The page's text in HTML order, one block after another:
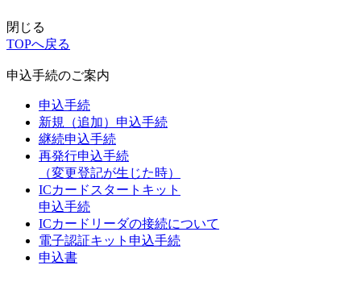
閉じる
TOPへ戻る
申込手続のご案内
申込手続
新規（追加）申込手続
継続申込手続
再発行申込手続
（変更登記が生じた時）
ICカードスタートキット
申込手続
ICカードリーダの接続について
電子認証キット申込手続
申込書